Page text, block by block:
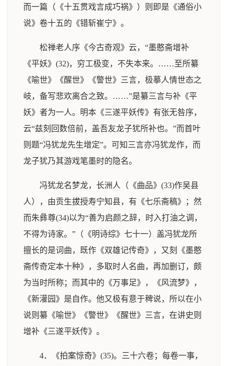
而一篇（《十五贯戏言成巧祸》）则即是《通俗小
说》卷十五的《错斩崔宁》。
松禅老人序《今古奇观》云，“墨憨斋增补
《平妖》(32)，穷工极变，不失本来。……至所纂
《喻世》《醒世》《警世》三言，极摹人情世态之
岐，备写悲欢离合之致。……”是纂三言与补《平
妖》者为一人。明本《三遂平妖传》有张无咎序，
云“兹刻回数倍前，盖吾友龙子犹所补也。”而首叶
则题“冯犹龙先生增定”。可知三言亦冯犹龙作，而
龙子犹乃其游戏笔墨时的隐名。
冯犹龙名梦龙，长洲人（《曲品》(33)作吴县
人），由贡生拔授寿宁知县，有《七乐斋稿》；然
而朱彝尊(34)以为“善为启颜之辞，时入打油之调，
不得为诗家。”（《明诗综》七十一）盖冯犹龙所
擅长的是词曲，既作《双雄记传奇》，又刻《墨憨
斋传奇定本十种》，多取时人名曲，再加删订，颇
为当时所称；而其中的《万事足》，《风流梦》，
《新灌园》是自作。他又极有意于稗说，所以在小
说则纂《喻世》《警世》《醒世》三言，在讲史则
增补《三遂平妖传》。
4．《拍案惊奇》(35)。三十六卷；每卷一事，